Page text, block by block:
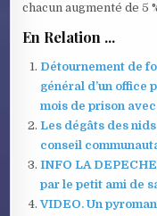
chacun augmenté de 5
En Relation ...
Détournement de
général d’un office
mois de prison
Les dégâts des
conseil
INFO LA
par le petit ami de
VIDEO. Un